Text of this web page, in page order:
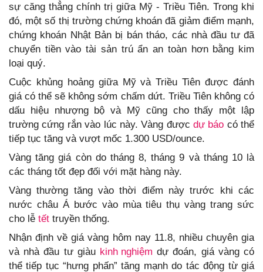
sự căng thẳng chính trị giữa Mỹ - Triều Tiên. Trong khi
đó, một số thị trường chứng khoán đã giảm điểm mạnh,
chứng khoán Nhật Bản bị bán tháo, các nhà đầu tư đã
chuyển tiền vào tài sản trú ẩn an toàn hơn bằng kim
loại quý.
Cuộc khủng hoảng giữa Mỹ và Triều Tiên được đánh
giá có thể sẽ không sớm chấm dứt. Triều Tiên không có
dấu hiệu nhượng bộ và Mỹ cũng cho thấy một lập
trường cứng rắn vào lúc này. Vàng đượcdự báo có thể
tiếp tục tăng và vượt mốc 1.300 USD/ounce.
Vàng tăng giá còn do tháng 8, tháng 9 và tháng 10 là
các tháng tốt đẹp đối với mặt hàng này.
Vàng thường tăng vào thời điểm này trước khi các
nước châu Á bước vào mùa tiêu thụ vàng trang sức
cho lễ tết truyền thống.
Nhận định về giá vàng hôm nay 11.8, nhiều chuyên gia
và nhà đầu tư giàu kinh nghiệm dự đoán, giá vàng có
thể tiếp tục “hưng phấn” tăng mạnh do tác động từ giá